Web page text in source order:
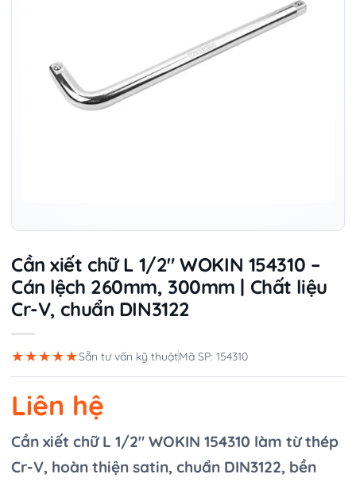
Cần xiết chữ L 1/2″ WOKIN 154310 –
Cán lệch 260mm, 300mm | Chất liệu
Cr-V, chuẩn DIN3122
★★★★★Sẵn tư vấn kỹ thuậtMã SP: 154310
Liên hệ
Cần xiết chữ L 1/2″ WOKIN 154310 làm từ thép
Cr-V, hoàn thiện satin, chuẩn DIN3122, bền